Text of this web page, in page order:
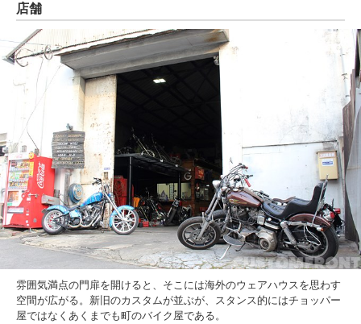
店舗
雰囲気満点の門扉を開けると、そこには海外のウェアハウスを思わす
空間が広がる。新旧のカスタムが並ぶが、スタンス的にはチョッパー
屋ではなくあくまでも町のバイク屋である。